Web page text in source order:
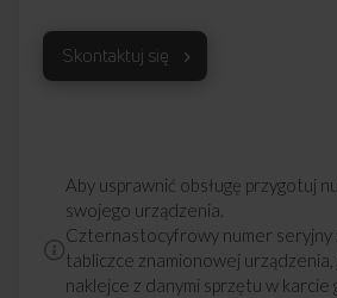
Skontaktuj się
Aby usprawnić obsługę przygotuj
swojego urządzenia.
Czternastocyfrowy numer seryjny
tabliczce znamionowej
naklejce z danymi sprzętu w karcie